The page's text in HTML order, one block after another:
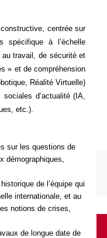
constructive, centrée sur
à l’échelle
travail, de sécurité et
» et de compréhension
Réalité Virtuelle)
d’actualité (IA,
etc.).
sur les questions de
de l’équipe qui
internationale, et au
notions de crises,
de longue date de